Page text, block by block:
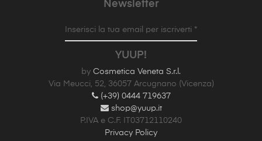
Newsletter
Inserisci la tua email per iscriverti *
YUUP!
by Cosmetica Veneta S.r.l.
Via Meucci, 52, 36057 Arcugnano (Vicenza)
(+39) 0444 719637
shop@yuup.it
P.IVA e C.F. IT03712110240
Privacy Policy